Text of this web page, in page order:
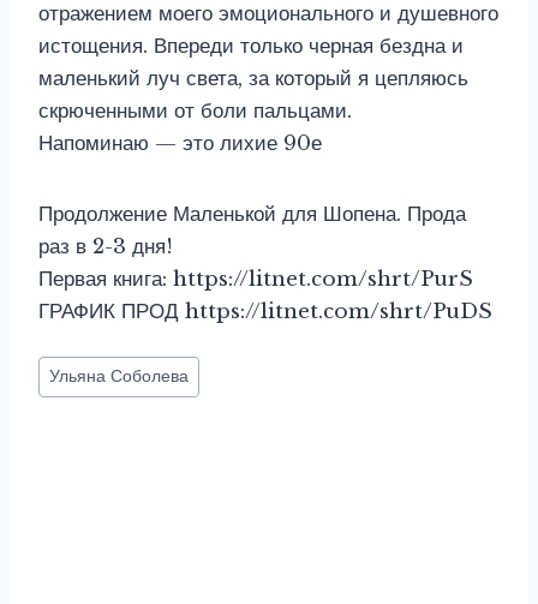
отражением моего эмоционального и душевного
истощения. Впереди только черная бездна и
маленький луч света, за который я цепляюсь
скрюченными от боли пальцами.
Напоминаю — это лихие 90е
Продолжение Маленькой для Шопена. Прода
раз в 2-3 дня!
Первая книга: https://litnet.com/shrt/PurS
ГРАФИК ПРОД https://litnet.com/shrt/PuDS
Метки
записи:
Ульяна Соболева